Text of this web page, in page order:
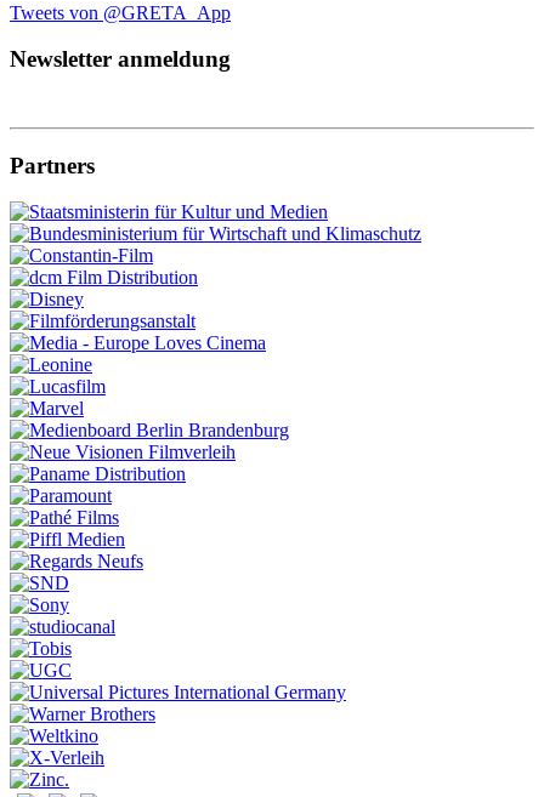
Tweets von @GRETA_App
Newsletter anmeldung
Partners